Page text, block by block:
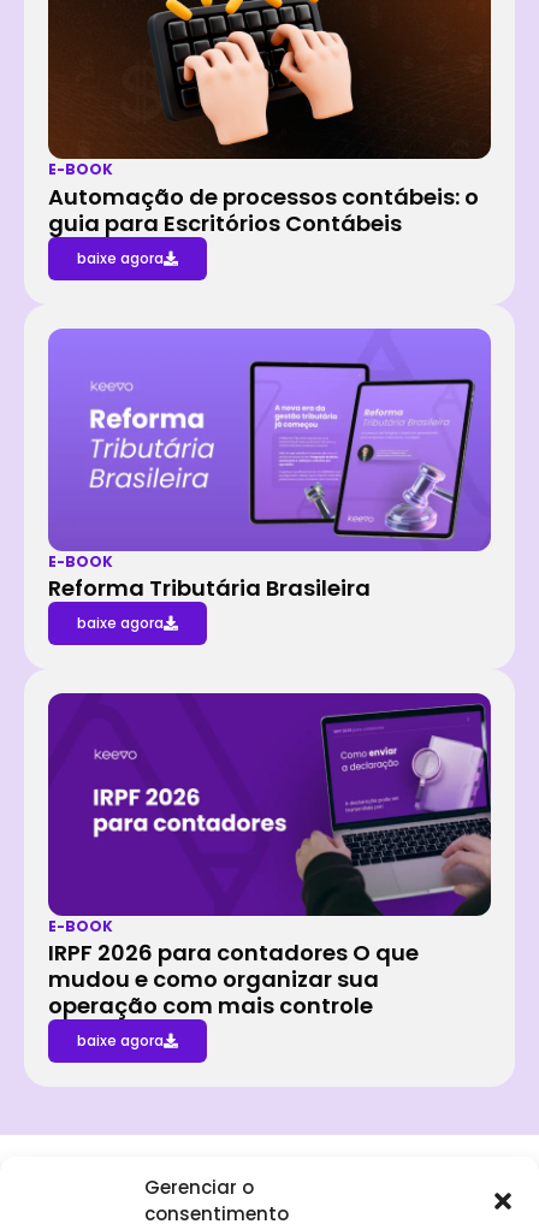
Gerenciar o
consentimento
E-BOOK
Automação de processos contábeis: o
guia para Escritórios Contábeis
baixe agora
E-BOOK
Reforma Tributária Brasileira
baixe agora
E-BOOK
IRPF 2026 para contadores O que
mudou e como organizar sua
operação com mais controle
baixe agora
InstitucionalClientes